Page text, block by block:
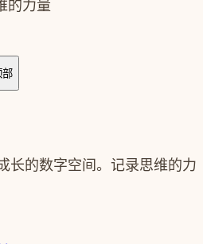
的力量
部
长的数字空间。记录思维的力